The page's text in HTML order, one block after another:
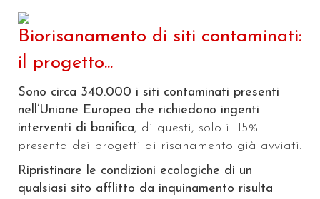
Biorisanamento di siti contaminati:
il progetto...
Sono circa 340.000 i siti contaminati presenti
nell’Unione Europea che richiedono ingenti
interventi di bonifica; di questi, solo il 15%
presenta dei progetti di risanamento già avviati.
Ripristinare le condizioni ecologiche di un
qualsiasi sito afflitto da inquinamento risulta